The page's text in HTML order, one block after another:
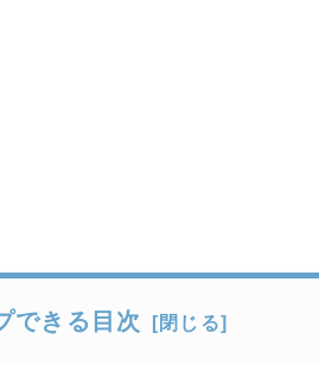
できる目次